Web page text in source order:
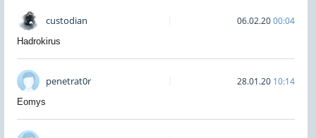
custodian 06.02.2000:04
Hadrokirus
penetrat0r 28.01.20 10:14
Eomys